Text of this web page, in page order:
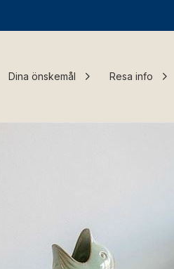
Dina önskemål Resa info